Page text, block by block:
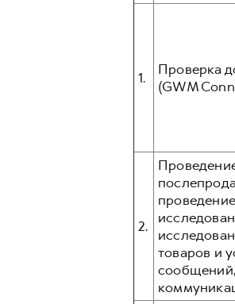
1.
Проверка
(GWM
2.
товаров и